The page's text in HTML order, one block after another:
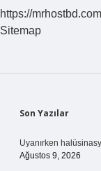
https://
Sitemap
Sidebar
Son Yazılar
Uyanırken
Ağustos 9, 2026